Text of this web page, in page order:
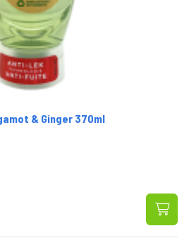
& Ginger 370ml